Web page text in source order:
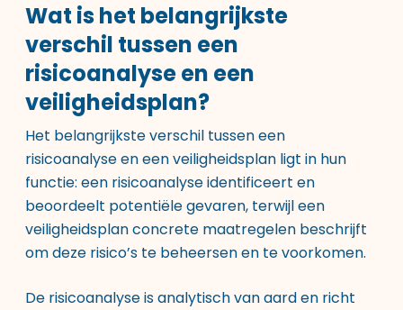
Wat is het belangrijkste
verschil tussen een
risicoanalyse en een
veiligheidsplan?
Het belangrijkste verschil tussen een
risicoanalyse en een veiligheidsplan ligt in hun
functie: een risicoanalyse identificeert en
beoordeelt potentiële gevaren, terwijl een
veiligheidsplan concrete maatregelen beschrijft
om deze risico’s te beheersen en te voorkomen.
De risicoanalyse is analytisch van aard en richt